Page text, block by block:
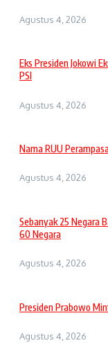
Agustus 4, 2026
Eks Presiden Jokowi
PSI
Agustus 4, 2026
Nama RUU
Agustus 4, 2026
Sebanyak 25 Negara
60 Negara
Agustus 4, 2026
Presiden Prabowo
Agustus 4, 2026